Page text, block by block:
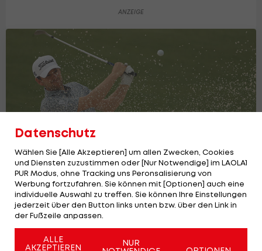
Österreichs Top-Trio rutscht im Golf
Ranking ab
Golf
Datenschutz
Wählen Sie [Alle Akzeptieren] um allen Zwecken, Cookies
und Diensten zuzustimmen oder [Nur Notwendige] im LAOLA1
PUR Modus, ohne Tracking uns Peronsalisierung von
Werbung fortzufahren. Sie können mit [Optionen] auch eine
individuelle Auswahl zu treffen. Sie können Ihre Einstellungen
jederzeit über den Button links unten bzw. über den Link in
der Fußzeile anpassen.
ALLE
AKZEPTIEREN
NUR